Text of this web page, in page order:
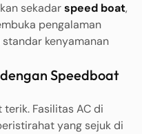
sekadarspeed boat,
pengalaman
kenyamanan
Speedboat
Fasilitas AC di
yang sejuk di